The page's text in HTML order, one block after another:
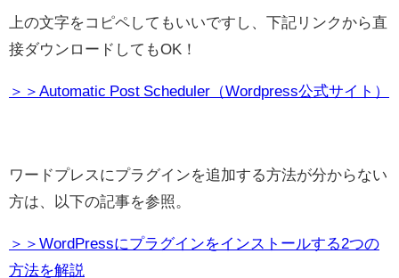
上の文字をコピペしてもいいですし、下記リンクから直
接ダウンロードしてもOK！
＞＞Automatic Post Scheduler（Wordpress公式サイト）
ワードプレスにプラグインを追加する方法が分からない
方は、以下の記事を参照。
＞＞WordPressにプラグインをインストールする2つの
方法を解説